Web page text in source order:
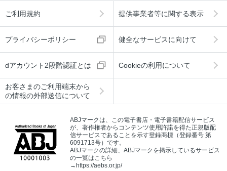
ご利用規約 提供事業者等に関する表示
プライバシーポリシー 健全なサービスに向けて
dアカウント2段階認証とは Cookieの利用について
お客さまのご利用端末から
の情報の外部送信について
ABJマークは、この電子書店・電子書籍配信サービス
が、著作権者からコンテンツ使用許諾を得た正規版配
信サービスであることを示す登録商標（登録番号 第
6091713号）です。
ABJマークの詳細、ABJマークを掲示しているサービス
の一覧はこちら
→https://aebs.or.jp/